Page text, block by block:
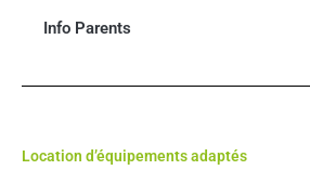
Info Parents
Location d’équipements adaptés